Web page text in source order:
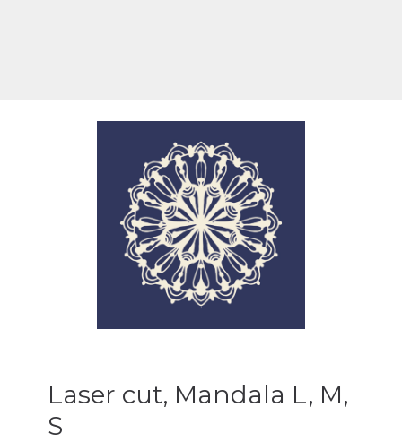
Laser cut, Mandala L, M,
S